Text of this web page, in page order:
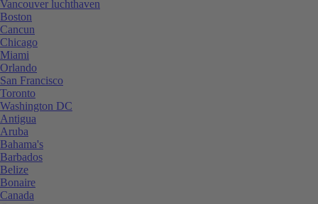
Vancouver luchthaven
Boston
Cancun
Chicago
Miami
Orlando
San Francisco
Toronto
Washington DC
Antigua
Aruba
Bahama's
Barbados
Belize
Bonaire
Canada